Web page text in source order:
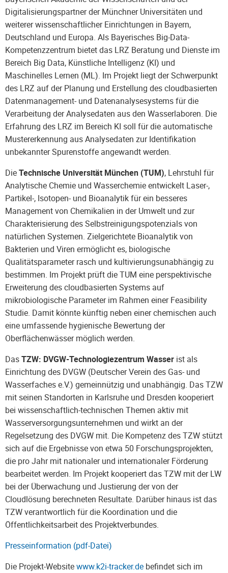
Digitalisierungspartner der Münchner Universitäten und
weiterer wissenschaftlicher Einrichtungen in Bayern,
Deutschland und Europa. Als Bayerisches Big-Data-
Kompetenzzentrum bietet das LRZ Beratung und Dienste im
Bereich Big Data, Künstliche Intelligenz (KI) und
Maschinelles Lernen (ML). Im Projekt liegt der Schwerpunkt
des LRZ auf der Planung und Erstellung des cloudbasierten
Datenmanagement- und Datenanalysesystems für die
Verarbeitung der Analysedaten aus den Wasserlaboren. Die
Erfahrung des LRZ im Bereich KI soll für die automatische
Mustererkennung aus Analysedaten zur Identifikation
unbekannter Spurenstoffe angewandt werden.
DieTechnische Universität München (TUM), Lehrstuhl für
Analytische Chemie und Wasserchemie entwickelt Laser-,
Partikel-, Isotopen- und Bioanalytik für ein besseres
Management von Chemikalien in der Umwelt und zur
Charakterisierung des Selbstreinigungspotenzials von
natürlichen Systemen. Zielgerichtete Bioanalytik von
Bakterien und Viren ermöglicht es, biologische
Qualitätsparameter rasch und kultivierungsunabhängig zu
bestimmen. Im Projekt prüft die TUM eine perspektivische
Erweiterung des cloudbasierten Systems auf
mikrobiologische Parameter im Rahmen einer Feasibility
Studie. Damit könnte künftig neben einer chemischen auch
eine umfassende hygienische Bewertung der
Oberflächenwässer möglich werden.
DasTZW: DVGW-Technologiezentrum Wasser ist als
Einrichtung des DVGW (Deutscher Verein des Gas- und
Wasserfaches e.V.) gemeinnützig und unabhängig. Das TZW
mit seinen Standorten in Karlsruhe und Dresden kooperiert
bei wissenschaftlich-technischen Themen aktiv mit
Wasserversorgungsunternehmen und wirkt an der
Regelsetzung des DVGW mit. Die Kompetenz des TZW stützt
sich auf die Ergebnisse von etwa 50 Forschungsprojekten,
die pro Jahr mit nationaler und internationaler Förderung
bearbeitet werden. Im Projekt kooperiert das TZW mit der LW
bei der Überwachung und Justierung der von der
Cloudlösung berechneten Resultate. Darüber hinaus ist das
TZW verantwortlich für die Koordination und die
Öffentlichkeitsarbeit des Projektverbundes.
Presseinformation (pdf-Datei)
Die Projekt-Websitewww.k2i-tracker.de befindet sich im